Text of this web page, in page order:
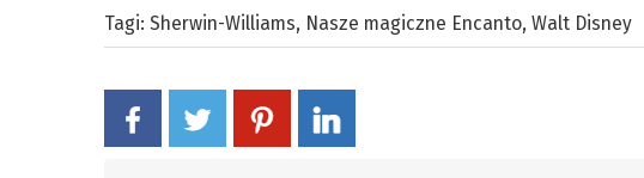
Tagi: Sherwin-Williams, Nasze magiczne Encanto, Walt Disney